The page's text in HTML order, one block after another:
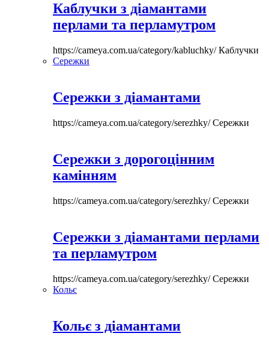
Каблучки з діамантами
перлами та перламутром
https://cameya.com.ua/category/kabluchky/Каблучки
Сережки
Сережки з діамантами
https://cameya.com.ua/category/serezhky/Сережки
Сережки з дорогоцінним
камінням
https://cameya.com.ua/category/serezhky/Сережки
Сережки з діамантами перлами
та перламутром
https://cameya.com.ua/category/serezhky/Сережки
Кольє
Кольє з діамантами